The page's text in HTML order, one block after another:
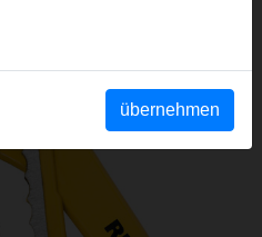
übernehmen